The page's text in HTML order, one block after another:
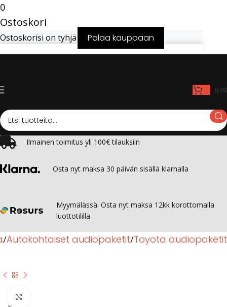
0
Ostoskori
Ostoskorisi on tyhjä Palaa kauppaan
Ilmainen toimitus yli 100€ tilauksiin
Osta nyt maksa 30 päivän sisällä klarnalla
Myymälässä: Osta nyt maksa 12kk korottomalla
luottotilillä
Autokohtaiset audiopaketit Toyota audiopaketit